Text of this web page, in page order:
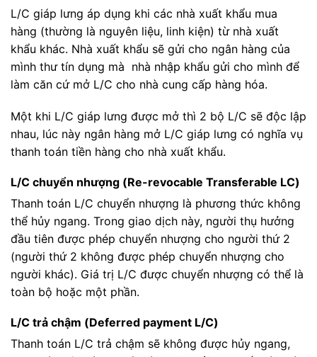
L/C giáp lưng áp dụng khi các nhà xuất khẩu mua
hàng (thường là nguyên liệu, linh kiện) từ nhà xuất
khẩu khác. Nhà xuất khẩu sẽ gửi cho ngân hàng của
mình thư tín dụng mà nhà nhập khẩu gửi cho mình để
làm căn cứ mở L/C cho nhà cung cấp hàng hóa.
Một khi L/C giáp lưng được mở thì 2 bộ L/C sẽ độc lập
nhau, lúc này ngân hàng mở L/C giáp lưng có nghĩa vụ
thanh toán tiền hàng cho nhà xuất khẩu.
L/C chuyển nhượng (Re-revocable Transferable LC)
Thanh toán L/C chuyển nhượng là phương thức không
thể hủy ngang. Trong giao dịch này, người thụ hưởng
đầu tiên được phép chuyển nhượng cho người thứ 2
(người thứ 2 không được phép chuyển nhượng cho
người khác). Giá trị L/C được chuyển nhượng có thể là
toàn bộ hoặc một phần.
L/C trả chậm (Deferred payment L/C)
Thanh toán L/C trả chậm sẽ không được hủy ngang,